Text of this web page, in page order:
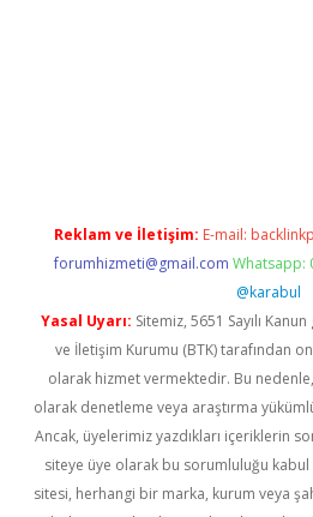
Reklam ve İletişim: E-mail:
forumhizmeti@gmail.com Whatsapp:
@karabul
Yasal Uyarı: Sitemiz, 5651 Sayılı
ve İletişim Kurumu (BTK) tarafından
olarak hizmet vermektedir. Bu
olarak denetleme veya araştırma
Ancak, üyelerimiz yazdıkları içeriklerin
siteye üye olarak bu sorumluluğu kabul
sitesi, herhangi bir marka, kurum veya